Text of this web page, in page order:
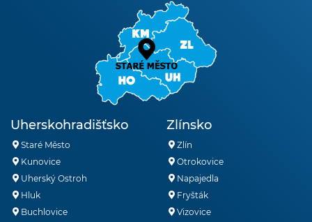
Uherskohradišťsko
Staré Město
Kunovice
Uherský Ostroh
Hluk
Buchlovice
Zlínsko
Zlín
Otrokovice
Napajedla
Fryšták
Vizovice